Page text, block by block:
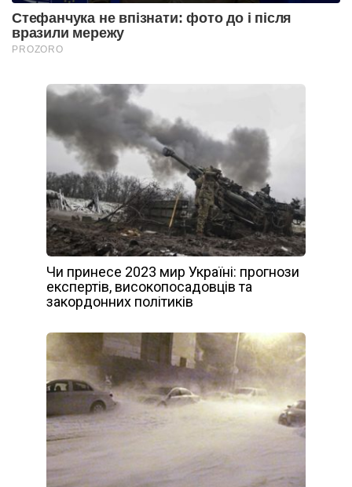
Чи принесе 2023 мир Україні: прогнози
експертів, високопосадовців та
закордонних політиків